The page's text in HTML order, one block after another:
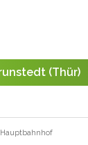
(Thür)
Hauptbahnhof